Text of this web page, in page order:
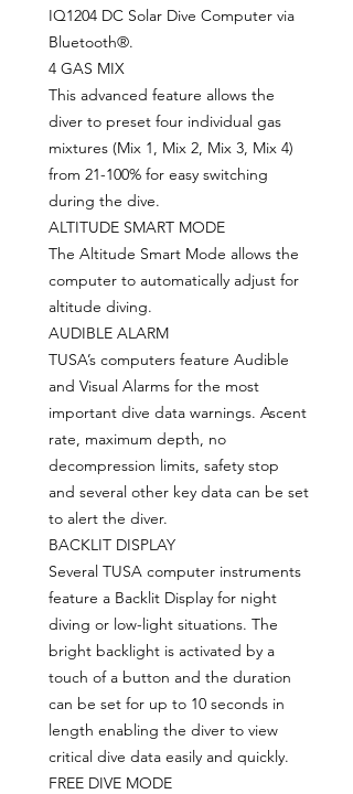
IQ1204 DC Solar Dive Computer via
Bluetooth®.
4 GAS MIX
This advanced feature allows the
diver to preset four individual gas
mixtures (Mix 1, Mix 2, Mix 3, Mix 4)
from 21-100% for easy switching
during the dive.
ALTITUDE SMART MODE
The Altitude Smart Mode allows the
computer to automatically adjust for
altitude diving.
AUDIBLE ALARM
TUSA’s computers feature Audible
and Visual Alarms for the most
important dive data warnings. Ascent
rate, maximum depth, no
decompression limits, safety stop
and several other key data can be set
to alert the diver.
BACKLIT DISPLAY
Several TUSA computer instruments
feature a Backlit Display for night
diving or low-light situations. The
bright backlight is activated by a
touch of a button and the duration
can be set for up to 10 seconds in
length enabling the diver to view
critical dive data easily and quickly.
FREE DIVE MODE